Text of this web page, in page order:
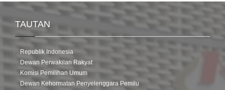
TAUTAN
Republik Indonesia
Dewan Perwakilan Rakyat
Komisi Pemilihan Umum
Dewan Kehormatan Penyelenggara Pemilu